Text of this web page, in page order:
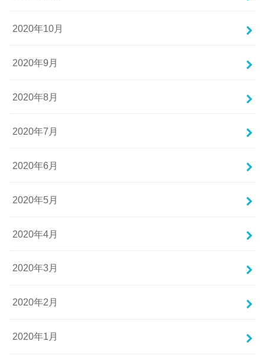
2020年10月
2020年9月
2020年8月
2020年7月
2020年6月
2020年5月
2020年4月
2020年3月
2020年2月
2020年1月